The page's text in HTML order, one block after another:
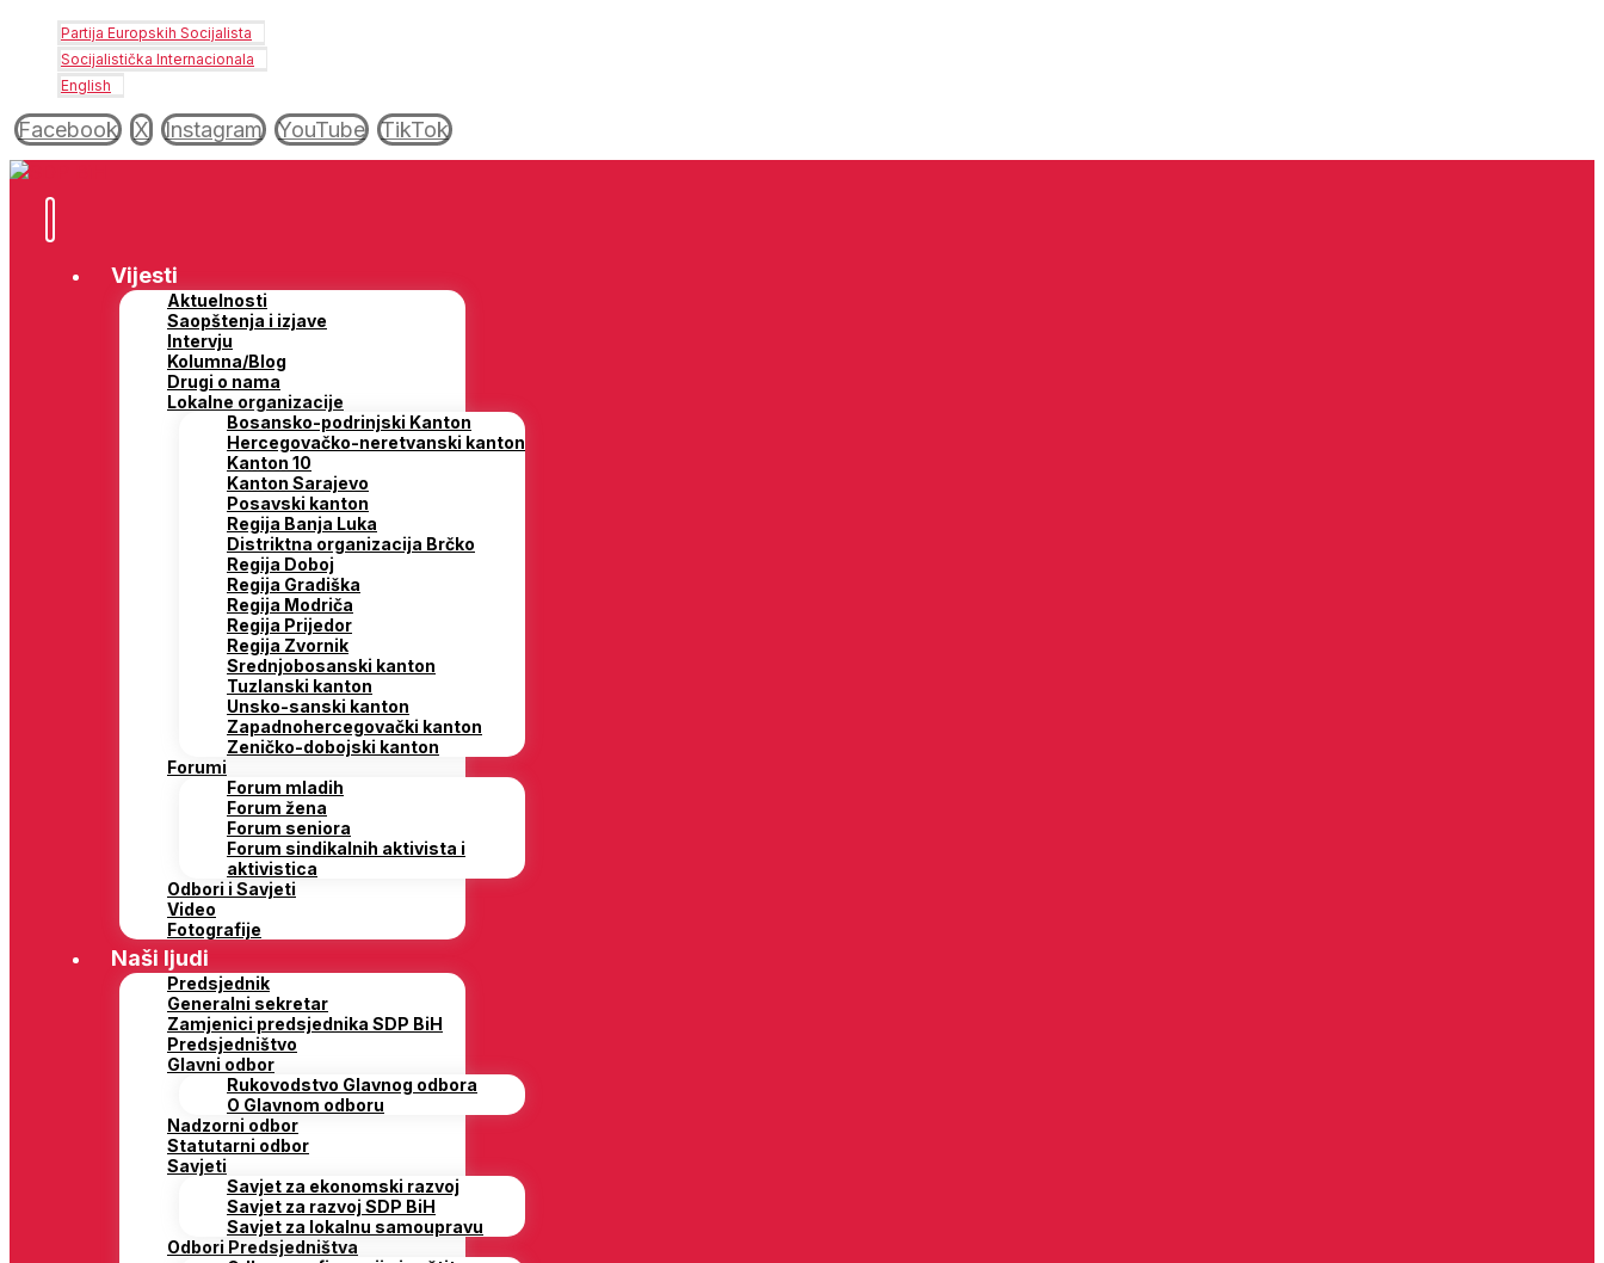
Partija Europskih Socijalista
Socijalistička Internacionala
English
Facebook X Instagram YouTube TikTok
Vijesti
Aktuelnosti
Saopštenja i izjave
Intervju
Kolumna/Blog
Drugi o nama
Lokalne organizacije
Bosansko-podrinjski Kanton
Hercegovačko-neretvanski kanton
Kanton 10
Kanton Sarajevo
Posavski kanton
Regija Banja Luka
Distriktna organizacija Brčko
Regija Doboj
Regija Gradiška
Regija Modriča
Regija Prijedor
Regija Zvornik
Srednjobosanski kanton
Tuzlanski kanton
Unsko-sanski kanton
Zapadnohercegovački kanton
Zeničko-dobojski kanton
Forumi
Forum mladih
Forum žena
Forum seniora
Forum sindikalnih aktivista i
aktivistica
Odbori i Savjeti
Video
Fotografije
Naši ljudi
Predsjednik
Generalni sekretar
Zamjenici predsjednika SDP BiH
Predsjedništvo
Glavni odbor
Rukovodstvo Glavnog odbora
O Glavnom odboru
Nadzorni odbor
Statutarni odbor
Savjeti
Savjet za ekonomski razvoj
Savjet za razvoj SDP BiH
Savjet za lokalnu samoupravu
Odbori Predsjedništva